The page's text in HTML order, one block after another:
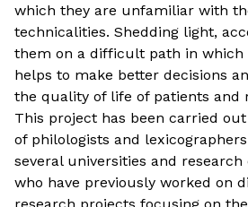
which they are unfamiliar with
technicalities. Shedding light,
them on a difficult path in which
helps to make better decisions
the quality of life of patients and
This project has been carried
of philologists and
several universities and research
who have previously worked on